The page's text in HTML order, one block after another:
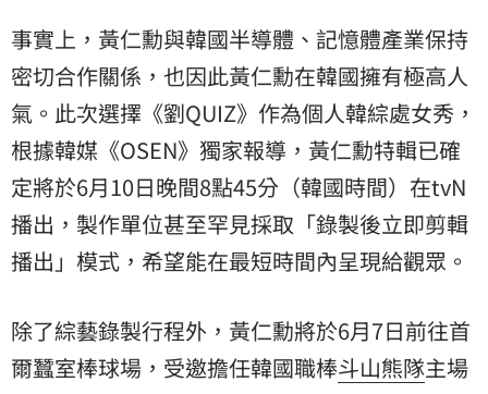
事實上，黃仁勳與韓國半導體、記憶體產業保持
密切合作關係，也因此黃仁勳在韓國擁有極高人
氣。此次選擇《劉QUIZ》作為個人韓綜處女秀，
根據韓媒《OSEN》獨家報導，黃仁勳特輯已確
定將於6月10日晚間8點45分（韓國時間）在tvN
播出，製作單位甚至罕見採取「錄製後立即剪輯
播出」模式，希望能在最短時間內呈現給觀眾。
除了綜藝錄製行程外，黃仁勳將於6月7日前往首
爾蠶室棒球場，受邀擔任韓國職棒斗山熊隊主場